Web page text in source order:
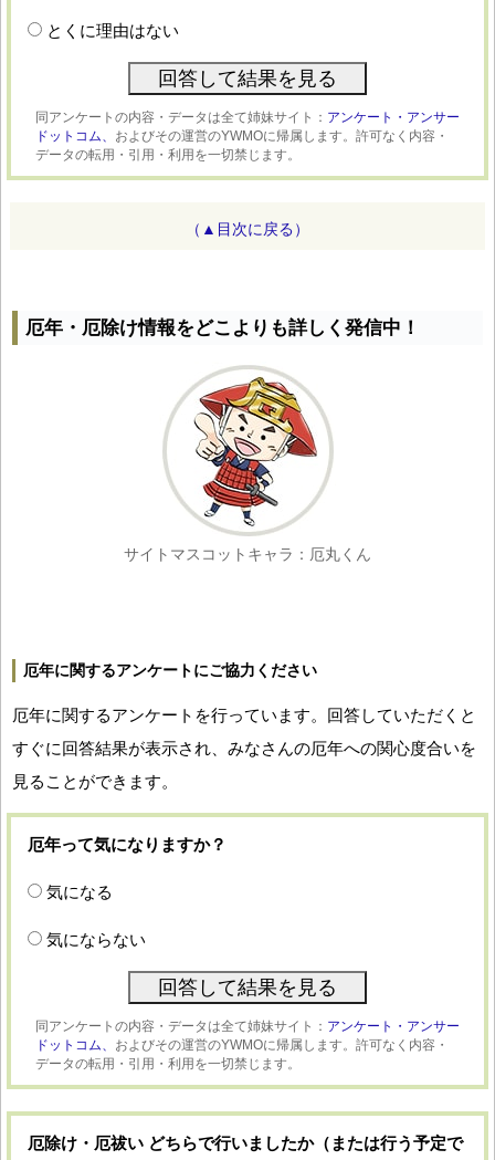
とくに理由はない
同アンケートの内容・データは全て姉妹サイト： アンケート・アンサー
ドットコム、 およびその運営のYWMOに帰属します。許可なく内容・
データの転用・引用・利用を一切禁じます。
（▲目次に戻る）
厄年・厄除け情報をどこよりも詳しく発信中！
サイトマスコットキャラ：厄丸くん
厄年に関するアンケートにご協力ください
厄年に関するアンケートを行っています。回答していただくと
すぐに回答結果が表示され、みなさんの厄年への関心度合いを
見ることができます。
厄年って気になりますか？
気になる
気にならない
同アンケートの内容・データは全て姉妹サイト： アンケート・アンサー
ドットコム、 およびその運営のYWMOに帰属します。許可なく内容・
データの転用・引用・利用を一切禁じます。
厄除け・厄祓い どちらで行いましたか（または行う予定で